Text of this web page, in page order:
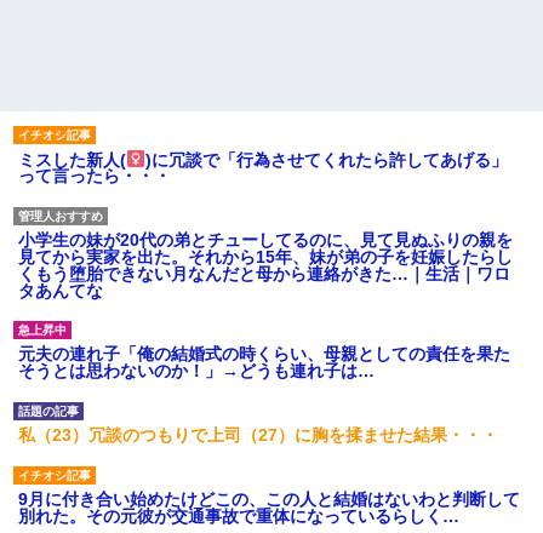
ミスした新人(
)に冗談で「行為させてくれたら許してあげる」
って言ったら・・・
小学生の妹が20代の弟とチューしてるのに、見て見ぬふりの親を
見てから実家を出た。それから15年、妹が弟の子を妊娠したらし
くもう堕胎できない月なんだと母から連絡がきた…｜生活｜ワロ
タあんてな
元夫の連れ子「俺の結婚式の時くらい、母親としての責任を果た
そうとは思わないのか！」→どうも連れ子は…
私（23）冗談のつもりで上司（27）に胸を揉ませた結果・・・
9月に付き合い始めたけどこの、この人と結婚はないわと判断して
別れた。その元彼が交通事故で重体になっているらしく…